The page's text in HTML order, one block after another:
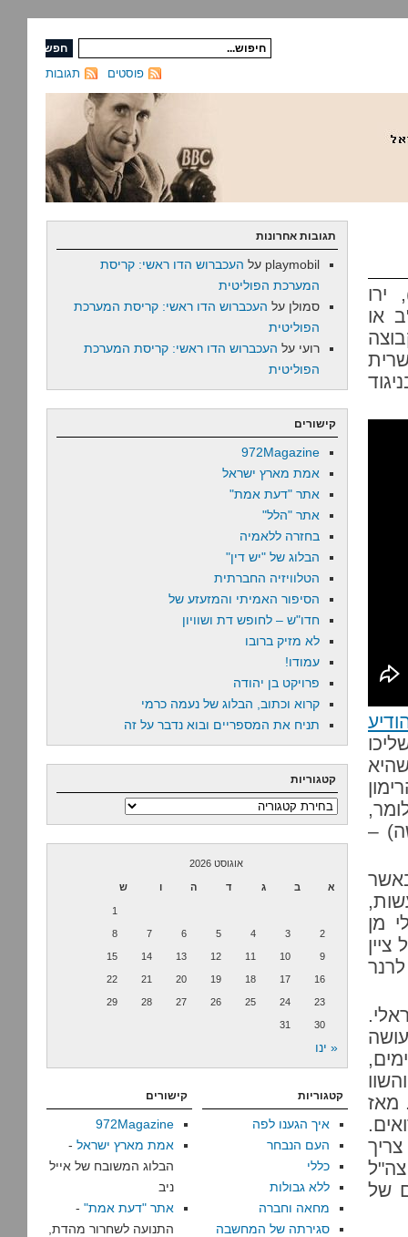
תגובות פוסטים
ירו
או
–
מן
מאז
של
תגובות אחרונות
playmobil על העכברוש הדו ראשי: קריסת
המערכת הפוליטית
סמולן על העכברוש הדו ראשי: קריסת המערכת
הפוליטית
רועי על העכברוש הדו ראשי: קריסת המערכת
הפוליטית
קישורים
972Magazine
אמת מארץ ישראל
אתר "דעת אמת"
אתר "הלל"
בחזרה ללאמיה
הבלוג של "יש דין"
הטלוויזיה החברתית
הסיפור האמיתי והמזעזע של
חדו"ש – לחופש דת ושוויון
לא מזיק ברובו
עמודו!
פרויקט בן יהודה
קרוא וכתוב, הבלוג של נעמה כרמי
תניח את המספריים ובוא נדבר על זה
קטגוריות
קטגוריות
אוגוסט 2026
א ב ג ד ה ו ש
1
2
3
4
5
6
7
8
9
10
11
12
13
14
15
16
17
18
19
20
21
22
23
24
25
26
27
28
29
30
31
« ינו
קטגוריות
איך הגענו לפה
העם הנבחר
כללי
ללא גבולות
מחאה וחברה
סגירתה של המחשבה
קישורים
972Magazine
אמת מארץ ישראל -
הבלוג המשובח של אייל
ניב
אתר "דעת אמת" -
התנועה לשחרור מהדת,